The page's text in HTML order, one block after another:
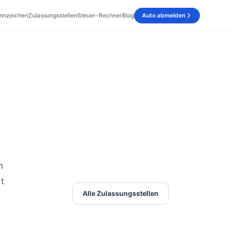
ZulassungsstellenSteuer-RechnerBlog Auto abmelden
Alle Zulassungsstellen